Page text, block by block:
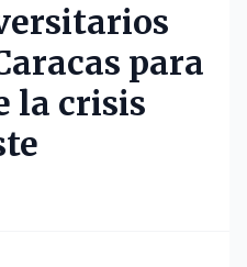
para
la crisis